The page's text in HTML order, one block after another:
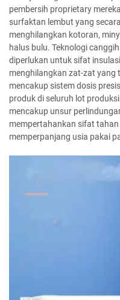
pembersih proprietary
surfaktan lembut yang
menghilangkan kotoran,
halus bulu. Teknologi
diperlukan untuk sifat
menghilangkan zat-zat
mencakup sistem dosis
produk di seluruh lot
mencakup unsur
mempertahankan sifat
memperpanjang usia pakai